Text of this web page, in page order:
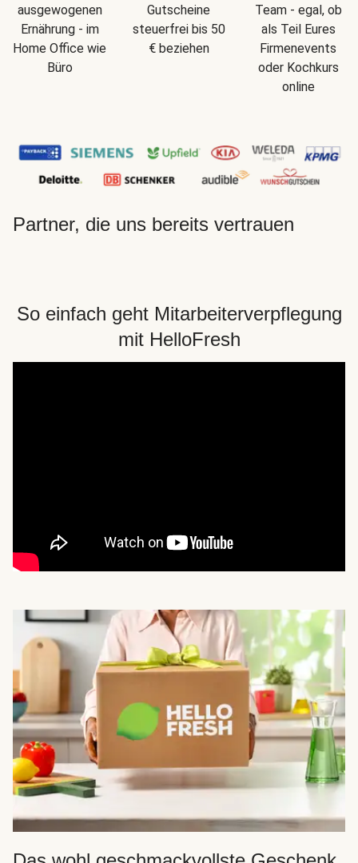
ausgewogenen
Ernährung - im
Home Office wie
Büro
Gutscheine
steuerfrei bis 50
€ beziehen
Team - egal, ob
als Teil Eures
Firmenevents
oder Kochkurs
online
Partner, die uns bereits vertrauen
So einfach geht Mitarbeiterverpflegung
mit HelloFresh